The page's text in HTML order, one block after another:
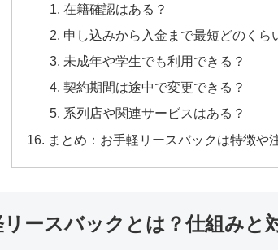
在籍確認はある？
申し込みから入金まで最短どのくら
未成年や学生でも利用できる？
契約期間は途中で変更できる？
系列店や関連サービスはある？
まとめ：お手軽リースバックは特徴や
リースバックとは？仕組みと